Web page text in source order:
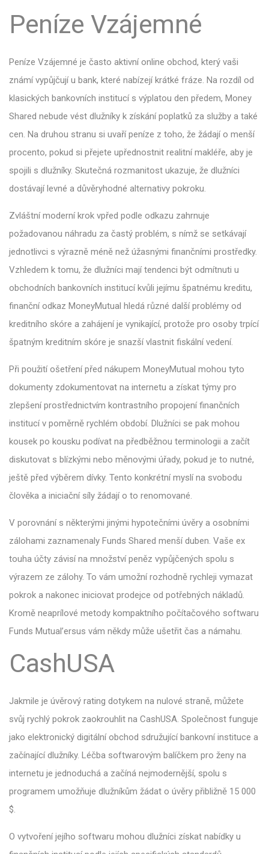
Peníze Vzájemné
Peníze Vzájemné je často aktivní online obchod, který vaši
známí vypůjčují u bank, které nabízejí krátké fráze. Na rozdíl od
klasických bankovních institucí s výplatou den předem, Money
Shared nebude vést dlužníky k získání poplatků za služby a také
cen. Na druhou stranu si uvaří peníze z toho, že žádají o menší
procento, pokud si přejete upřednostnit realitní makléře, aby je
spojili s dlužníky. Skutečná rozmanitost ukazuje, že dlužníci
dostávají levné a důvěryhodné alternativy pokroku.
Zvláštní moderní krok vpřed podle odkazu zahrnuje
požadovanou náhradu za častý problém, s nímž se setkávají
jednotlivci s výrazně méně než úžasnými finančními prostředky.
Vzhledem k tomu, že dlužníci mají tendenci být odmítnuti u
obchodních bankovních institucí kvůli jejímu špatnému kreditu,
finanční odkaz MoneyMutual hledá různé další problémy od
kreditního skóre a zahájení je vynikající, protože pro osoby trpící
špatným kreditním skóre je snazší vlastnit fiskální vedení.
Při použití ošetření před nákupem MoneyMutual mohou tyto
dokumenty zdokumentovat na internetu a získat týmy pro
zlepšení prostřednictvím kontrastního propojení finančních
institucí v poměrně rychlém období. Dlužníci se pak mohou
kousek po kousku podívat na předběžnou terminologii a začít
diskutovat s blízkými nebo měnovými úřady, pokud je to nutné,
ještě před výběrem dívky. Tento konkrétní myslí na svobodu
člověka a iniciační síly žádají o to renomované.
V porovnání s některými jinými hypotečními úvěry a osobními
zálohami zaznamenaly Funds Shared menší duben. Vaše ex
touha účty závisí na množství peněz vypůjčených spolu s
výrazem ze zálohy. To vám umožní rozhodně rychleji vymazat
pokrok a nakonec iniciovat prodejce od potřebných nákladů.
Kromě neaprílové metody kompaktního počítačového softwaru
Funds Mutual’ersus vám někdy může ušetřit čas a námahu.
CashUSA
Jakmile je úvěrový rating dotykem na nulové straně, můžete
svůj rychlý pokrok zaokrouhlit na CashUSA. Společnost funguje
jako elektronický digitální obchod sdružující bankovní instituce a
začínající dlužníky. Léčba softwarovým balíčkem pro ženy na
internetu je jednoduchá a začíná nejmodernější, spolu s
programem umožňuje dlužníkům žádat o úvěry přibližně 15 000
$.
O vytvoření jejího softwaru mohou dlužníci získat nabídky u